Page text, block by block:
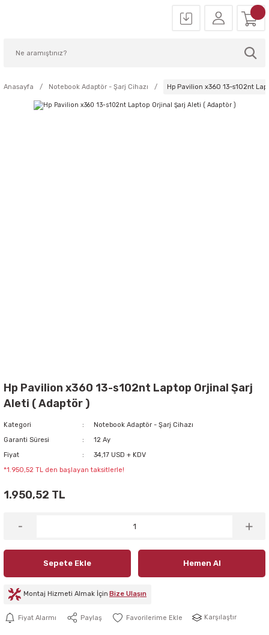
Anasayfa Notebook Adaptör - Şarj Cihazı Hp Pavilion x360 13-s102nt
Hp Pavilion x360 13-s102nt Laptop Orjinal Şarj
Aleti ( Adaptör )
Kategori
Notebook Adaptör - Şarj Cihazı
Garanti Süresi
12 Ay
Fiyat
34,17 USD + KDV
*1.950,52 TL den başlayan taksitlerle!
1.950,52 TL
Sepete Ekle Hemen Al
Montaj Hizmeti Almak İçin Bize Ulaşın
Fiyat Alarmı Paylaş Karşılaştır